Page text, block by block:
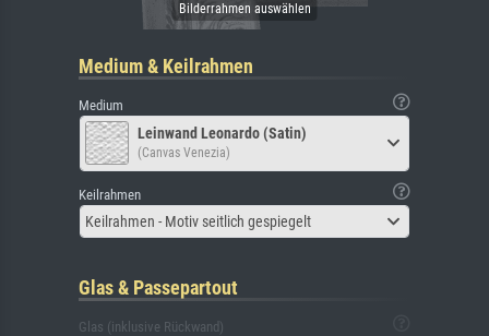
Medium & Keilrahmen
Medium
Leinwand Leonardo (Satin)
(Canvas Venezia)
Keilrahmen
Keilrahmen - Motiv seitlich gespiegelt
Glas & Passepartout
Glas (inklusive Rückwand)